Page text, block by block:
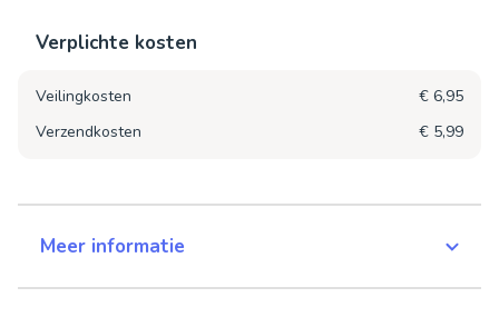
Verplichte kosten
Veilingkosten
€ 6,95
Verzendkosten
€ 5,99
Meer informatie